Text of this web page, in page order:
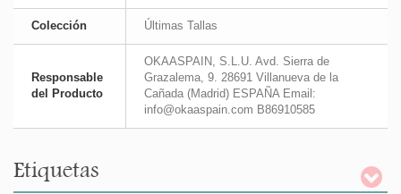
Colección Últimas Tallas
Responsable
del Producto
OKAASPAIN, S.L.U. Avd. Sierra de
Grazalema, 9. 28691 Villanueva de la
Cañada (Madrid) ESPAÑA Email:
info@okaaspain.com B86910585
Etiquetas